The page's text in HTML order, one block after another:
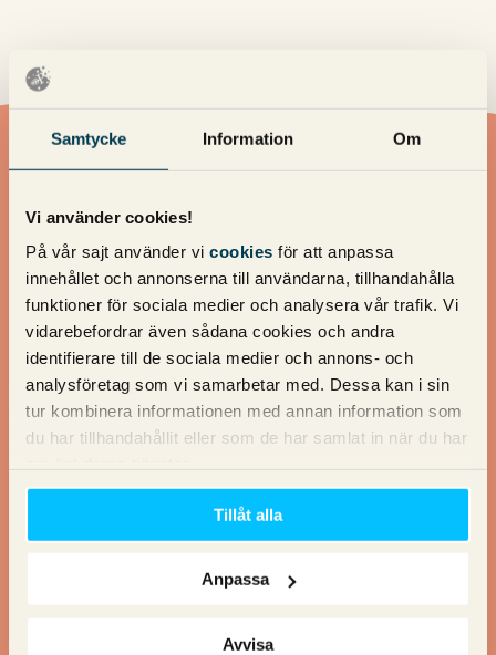
Samtycke Information Om
Vi använder cookies!
På vår sajt använder vi cookies för att anpassa
innehållet och annonserna till användarna, tillhandahålla
funktioner för sociala medier och analysera vår trafik. Vi
vidarebefordrar även sådana cookies och andra
identifierare till de sociala medier och annons- och
analysföretag som vi samarbetar med. Dessa kan i sin
tur kombinera informationen med annan information som
du har tillhandahållit eller som de har samlat in när du har
Tillåt alla
Anpassa
Avvisa
Vill du ha en offert?
Vill du ha en offert av oss? Fyll i dina uppgifter så återkommer
vi med ett förslag!
Namn*
Telefon
Email